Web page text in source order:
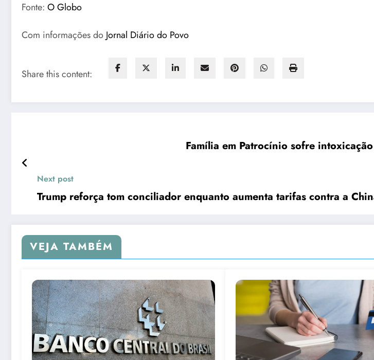
Fonte: O Globo
Com informações do Jornal Diário do Povo
Share this content:
Família em Patrocínio sofre
Next post
Trump reforça tom conciliador enquanto aumenta tarifas contra a
VEJA TAMBÉM